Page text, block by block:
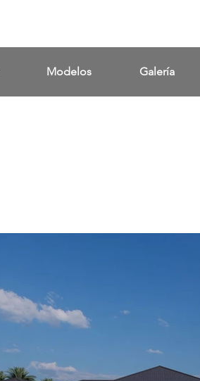
Modelos Galería